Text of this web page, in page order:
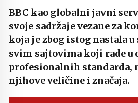
BBC kao globalni javni
svoje sadržaje vezane za
koja je zbog istog nastala u
svim sajtovima koji rade u
profesionalnih standarda,
njihove veličine i značaja.